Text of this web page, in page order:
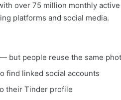
over 75 million monthly
platforms and social media.
but people reuse the same
find linked social accounts
their Tinder profile